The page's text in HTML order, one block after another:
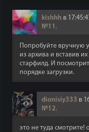
kishhh в
№11 ,
Попробуйте вручную
из архива и вставив
старфилд. И
порядке загрузки.
dionisiy333 в
№12,
это не туда смотрите!